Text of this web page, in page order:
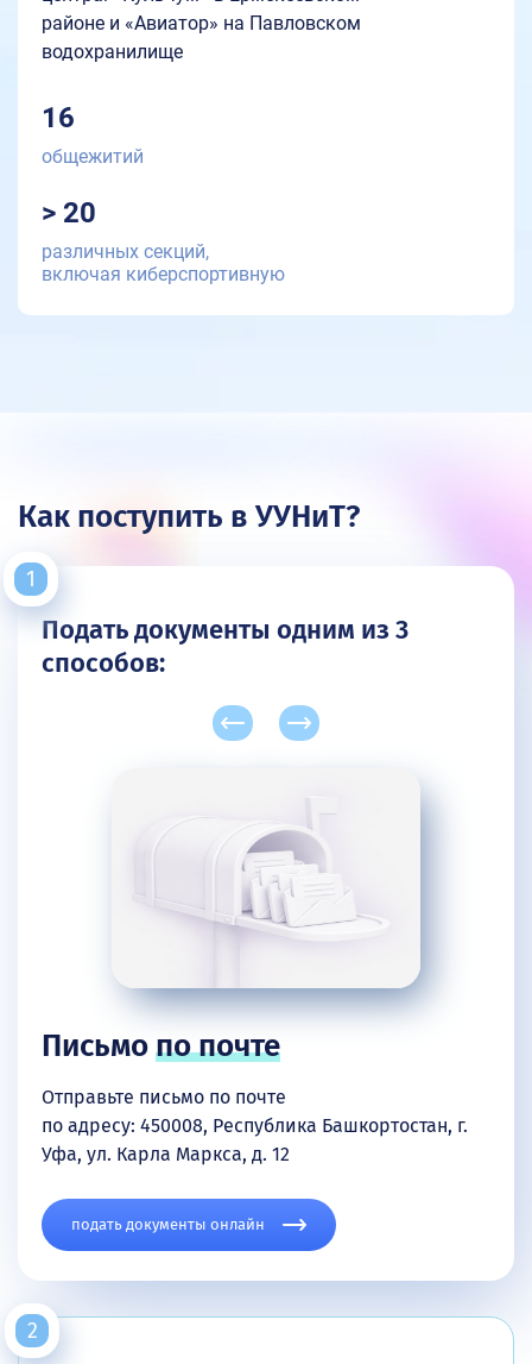
районе и «Авиатор» на Павловском
водохранилище
16
общежитий
> 20
различных секций,
включая киберспортивную
Как поступить в УУНиТ?
Подать документы одним из 3
способов:
Письмопо почте
Отправьте письмо по почте
по адресу: 450008, Республика Башкортостан, г.
Уфа, ул. Карла Маркса, д. 12
подать документы онлайн